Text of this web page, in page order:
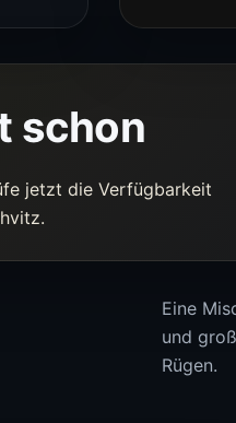
schon
jetzt die Verfügbarkeit
Eine
und
Rügen.